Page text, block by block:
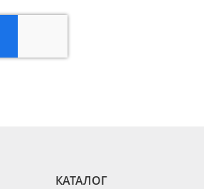
КАТАЛОГ